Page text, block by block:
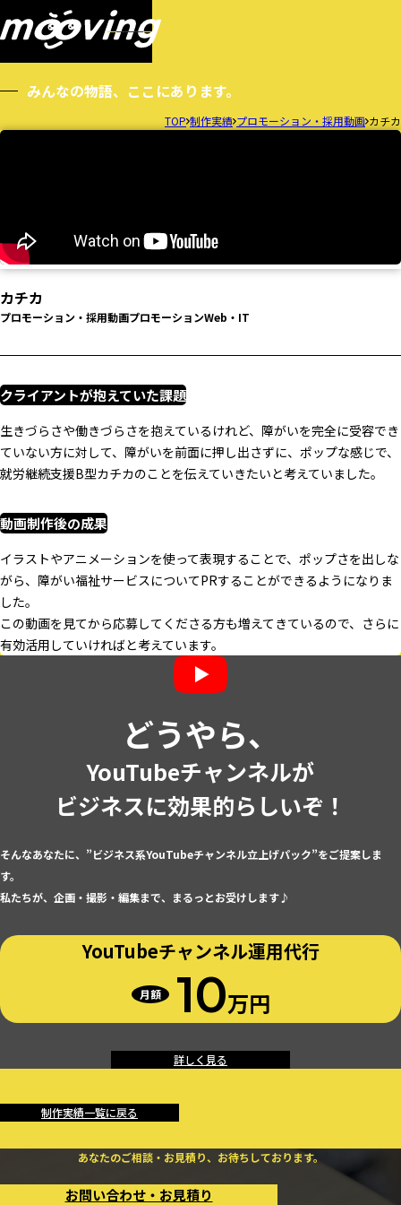
まずは無料相談してみる
制作実績
WORKS
みんなの物語、ここにあります。
TOP 制作実績 プロモーション・採用動画 カチカ
カチカ
プロモーション・採用動画プロモーションWeb・IT
クライアントが抱えていた課題
生きづらさや働きづらさを抱えているけれど、障がいを完全に受容でき
ていない方に対して、障がいを前面に押し出さずに、ポップな感じで、
就労継続支援B型カチカのことを伝えていきたいと考えていました。
動画制作後の成果
イラストやアニメーションを使って表現することで、ポップさを出しな
がら、障がい福祉サービスについてPRすることができるようになりま
した。
この動画を見てから応募してくださる方も増えてきているので、さらに
有効活用していければと考えています。
どうやら、
YouTubeチャンネルが
ビジネスに効果的らしいぞ！
そんなあなたに、”ビジネス系YouTubeチャンネル立上げパック”をご提案しま
す。
私たちが、企画・撮影・編集まで、まるっとお受けします♪
YouTubeチャンネル運用代行
月額 10万円
詳しく見る
制作実績一覧に戻る
あなたのご相談・お見積り、お待ちしております。
お問い合わせ・お見積り